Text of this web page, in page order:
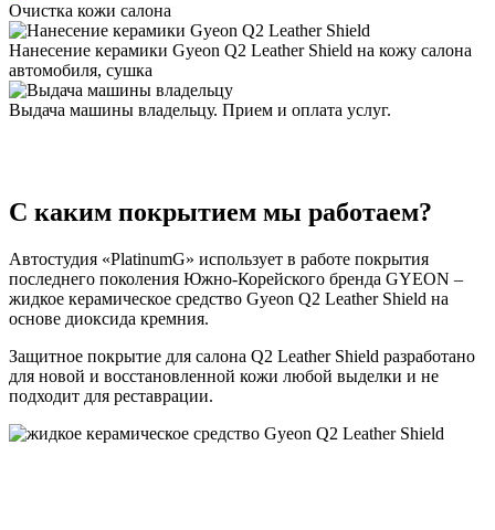
Очистка кожи салона
Нанесение керамики Gyeon Q2 Leather Shield на кожу салона
автомобиля, сушка
Выдача машины владельцу. Прием и оплата услуг.
С каким покрытием мы работаем?
Автостудия «PlatinumG» использует в работе покрытия
последнего поколения Южно-Корейского бренда GYEON –
жидкое керамическое средство Gyeon Q2 Leather Shield на
основе диоксида кремния.
Защитное покрытие для салона Q2 Leather Shield разработано
для новой и восстановленной кожи любой выделки и не
подходит для реставрации.